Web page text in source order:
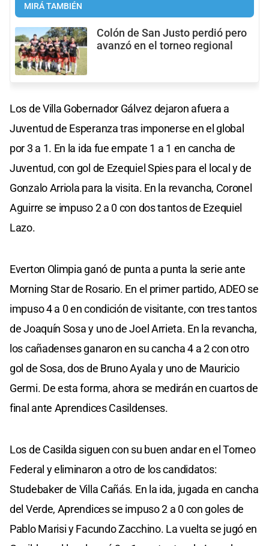
MIRÁ TAMBIÉN
Colón de San Justo perdió pero
avanzó en el torneo regional
Los de Villa Gobernador Gálvez dejaron afuera a
Juventud de Esperanza tras imponerse en el global
por 3 a 1. En la ida fue empate 1 a 1 en cancha de
Juventud, con gol de Ezequiel Spies para el local y de
Gonzalo Arriola para la visita. En la revancha, Coronel
Aguirre se impuso 2 a 0 con dos tantos de Ezequiel
Lazo.
Everton Olimpia ganó de punta a punta la serie ante
Morning Star de Rosario. En el primer partido, ADEO se
impuso 4 a 0 en condición de visitante, con tres tantos
de Joaquín Sosa y uno de Joel Arrieta. En la revancha,
los cañadenses ganaron en su cancha 4 a 2 con otro
gol de Sosa, dos de Bruno Ayala y uno de Mauricio
Germi. De esta forma, ahora se medirán en cuartos de
final ante Aprendices Casildenses.
Los de Casilda siguen con su buen andar en el Torneo
Federal y eliminaron a otro de los candidatos:
Studebaker de Villa Cañás. En la ida, jugada en cancha
del Verde, Aprendices se impuso 2 a 0 con goles de
Pablo Marisi y Facundo Zacchino. La vuelta se jugó en